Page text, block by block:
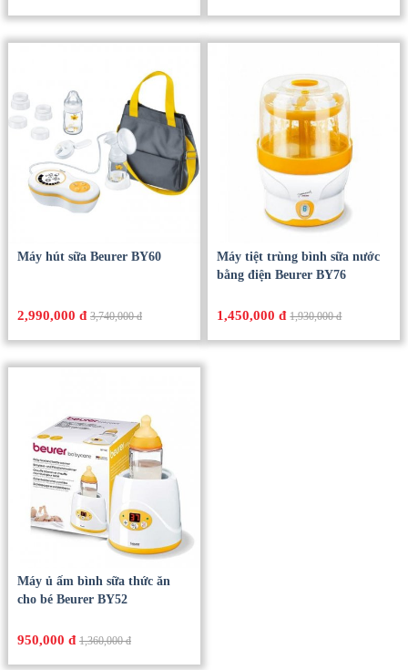
Máy hút sữa Beurer BY60
2,990,000 đ 3,740,000 đ
Máy tiệt trùng bình sữa nước
bằng điện Beurer BY76
1,450,000 đ 1,930,000 đ
Máy ủ ấm bình sữa thức ăn
cho bé Beurer BY52
950,000 đ 1,360,000 đ